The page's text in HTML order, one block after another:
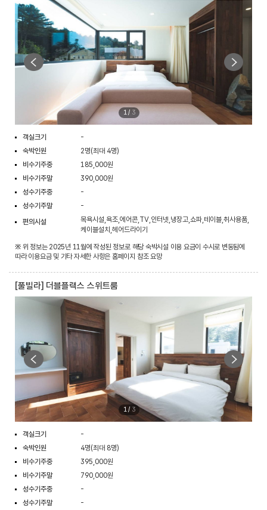
1/ 3
객실크기
-
숙박인원
2명(최대 4명)
비수기주중
185,000원
비수기주말
390,000원
성수기주중
-
성수기주말
-
편의시설
목욕시설,욕조,에어콘,TV,인터넷,냉장고,쇼파,테이블,취사용품,
케이블설치,헤어드라이기
※ 위 정보는 2025년 11월에 작성된 정보로 해당 숙박시설 이용 요금이 수시로 변동됨에
따라 이용요금 및 기타 자세한 사항은 홈페이지 참조 요망
[풀빌라] 더블플랙스 스위트룸
1/ 3
객실크기
-
숙박인원
4명(최대 8명)
비수기주중
395,000원
비수기주말
790,000원
성수기주중
-
성수기주말
-